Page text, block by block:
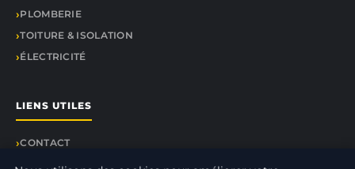
PLOMBERIE
TOITURE & ISOLATION
ÉLECTRICITÉ
LIENS UTILES
CONTACT